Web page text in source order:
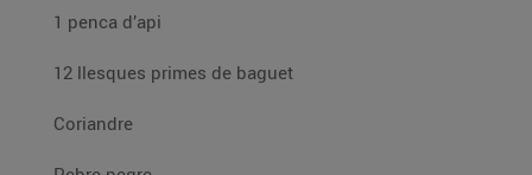
1 penca d’api
12 llesques primes de baguet
Coriandre